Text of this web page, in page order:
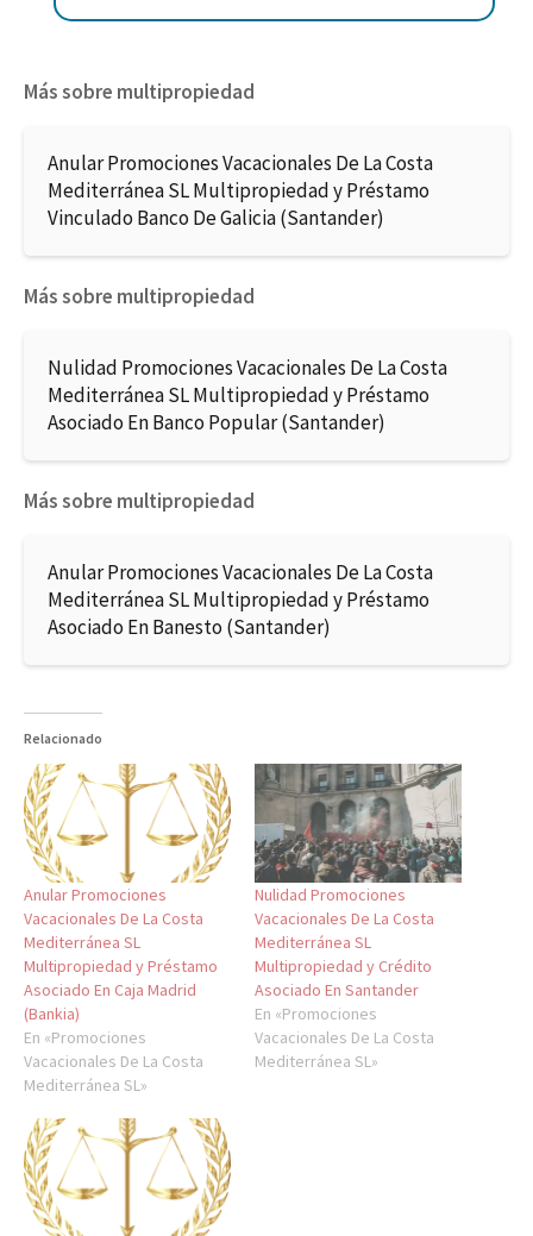
Más sobre multipropiedad
Anular Promociones Vacacionales De La Costa
Mediterránea SL Multipropiedad y Préstamo
Vinculado Banco De Galicia (Santander)
Más sobre multipropiedad
Nulidad Promociones Vacacionales De La Costa
Mediterránea SL Multipropiedad y Préstamo
Asociado En Banco Popular (Santander)
Más sobre multipropiedad
Anular Promociones Vacacionales De La Costa
Mediterránea SL Multipropiedad y Préstamo
Asociado En Banesto (Santander)
Relacionado
Anular Promociones
Vacacionales De La Costa
Mediterránea SL
Multipropiedad y Préstamo
Asociado En Caja Madrid
(Bankia)
En «Promociones
Vacacionales De La Costa
Mediterránea SL»
Nulidad Promociones
Vacacionales De La Costa
Mediterránea SL
Multipropiedad y Crédito
Asociado En Santander
En «Promociones
Vacacionales De La Costa
Mediterránea SL»